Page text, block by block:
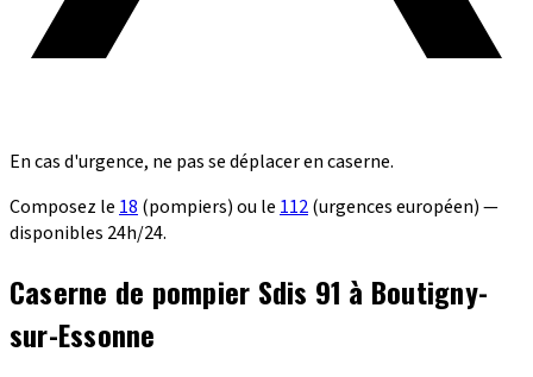
En cas d'urgence, ne pas se déplacer en caserne.
Composez le 18 (pompiers) ou le 112(urgences européen) —
disponibles 24h/24.
Caserne de pompier Sdis 91 à Boutigny-
sur-Essonne